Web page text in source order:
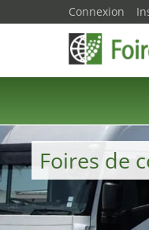
Foires de
Connexion